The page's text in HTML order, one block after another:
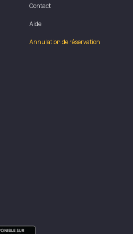
Contact
Aide
Annulation de réservation